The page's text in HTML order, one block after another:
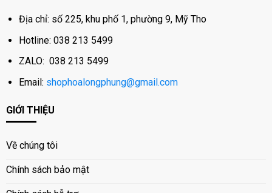
Địa chỉ: số 225, khu phố 1, phường 9, Mỹ Tho
Hotline: 038 213 5499
ZALO: 038 213 5499
Email: shophoalongphung@gmail.com
GIỚI THIỆU
Về chúng tôi
Chính sách bảo mật